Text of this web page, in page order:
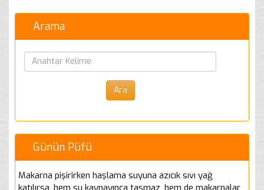
Arama
Günün Püfü
Makarna pişirirken haşlama suyuna azıcık sıvı yağ
katılırsa, hem su kaynayınca taşmaz, hem de makarnalar